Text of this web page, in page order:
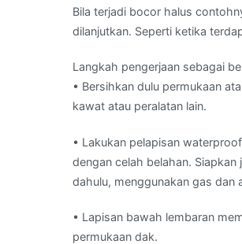
Bila terjadi bocor halus
dilanjutkan. Seperti ketika
Langkah pengerjaan sebagai
• Bersihkan dulu permukaan
kawat atau peralatan lain.
• Lakukan pelapisan
dengan celah belahan.
dahulu, menggunakan gas dan
• Lapisan bawah lembaran
permukaan dak.